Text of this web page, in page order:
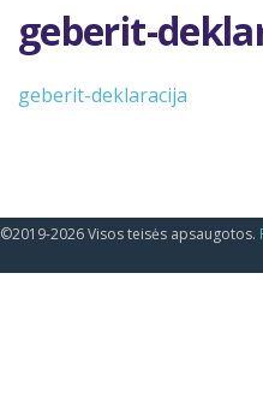
geberit-
geberit-deklaracija
©2019-2026 Visos teisės apsaugotos.